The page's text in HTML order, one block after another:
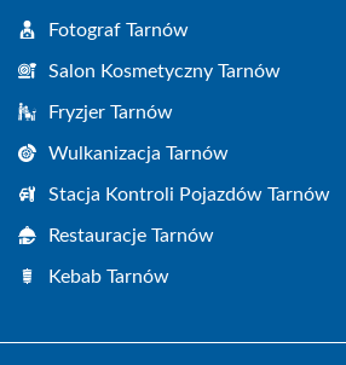
Fotograf Tarnów
Salon Kosmetyczny Tarnów
Fryzjer Tarnów
Wulkanizacja Tarnów
Stacja Kontroli Pojazdów Tarnów
Restauracje Tarnów
Kebab Tarnów